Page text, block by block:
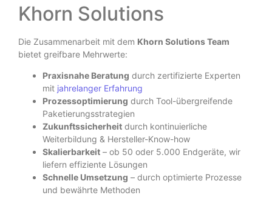
Khorn Solutions
Die Zusammenarbeit mit dem Khorn Solutions Team
bietet greifbare Mehrwerte:
Praxisnahe Beratung durch zertifizierte Experten
mit jahrelanger Erfahrung
Prozessoptimierung durch Tool-übergreifende
Paketierungsstrategien
Zukunftssicherheit durch kontinuierliche
Weiterbildung & Hersteller-Know-how
Skalierbarkeit – ob 50 oder 5.000 Endgeräte, wir
liefern effiziente Lösungen
Schnelle Umsetzung – durch optimierte Prozesse
und bewährte Methoden